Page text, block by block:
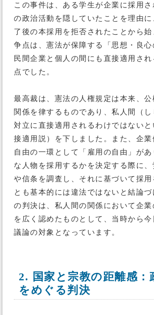
この事件は、ある学生が企業に採用
の政治活動を隠していたことを理由に
了後の本採用を拒否されたことから始
争点は、憲法が保障する「思想・良心
民間企業と個人の間にも直接適用され
点でした。
最高裁は、憲法の人権規定は本来、
関係を律するものであり、私人間（
対立に直接適用されるわけではないと
接適用説）を下しました。また、企
自由の一環として「雇用の自由」があ
な人物を採用するかを決定する際に、
や信条を調査し、それに基づいて採用
とも基本的には違法ではないと結論づ
の判決は、私人間の関係において企業
を広く認めたものとして、当時から今
議論の対象となっています。
2. 国家と宗教の距離感：
をめぐる判決